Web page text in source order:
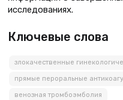
исследованиях.
Ключевые слова
злокачественные
прямые пероральные
венозная тромбоэмболия